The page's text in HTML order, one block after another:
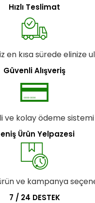
Hızlı Teslimat
en kısa sürede elinize
Güvenli Alışveriş
ve kolay ödeme sistemi
Ürün Yelpazesi
ve kampanya
7 / 24 DESTEK